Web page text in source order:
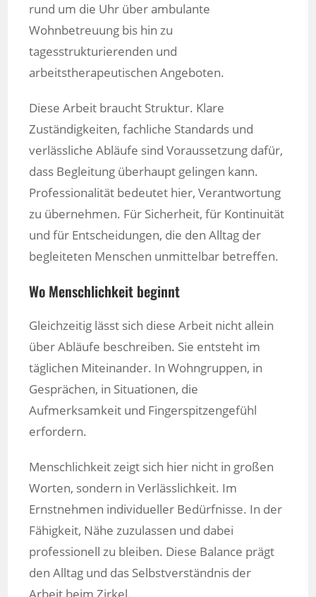
rund um die Uhr über ambulante
Wohnbetreuung bis hin zu
tagesstrukturierenden und
arbeitstherapeutischen Angeboten.
Diese Arbeit braucht Struktur. Klare
Zuständigkeiten, fachliche Standards und
verlässliche Abläufe sind Voraussetzung dafür,
dass Begleitung überhaupt gelingen kann.
Professionalität bedeutet hier, Verantwortung
zu übernehmen. Für Sicherheit, für Kontinuität
und für Entscheidungen, die den Alltag der
begleiteten Menschen unmittelbar betreffen.
Wo Menschlichkeit beginnt
Gleichzeitig lässt sich diese Arbeit nicht allein
über Abläufe beschreiben. Sie entsteht im
täglichen Miteinander. In Wohngruppen, in
Gesprächen, in Situationen, die
Aufmerksamkeit und Fingerspitzengefühl
erfordern.
Menschlichkeit zeigt sich hier nicht in großen
Worten, sondern in Verlässlichkeit. Im
Ernstnehmen individueller Bedürfnisse. In der
Fähigkeit, Nähe zuzulassen und dabei
professionell zu bleiben. Diese Balance prägt
den Alltag und das Selbstverständnis der